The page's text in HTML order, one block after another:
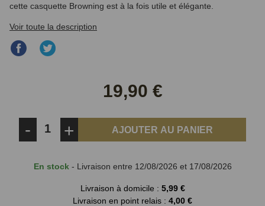
cette casquette Browning est à la fois utile et élégante.
Voir toute la description
Partager
19,90 €
-
+ AJOUTER AU PANIER
En stock - Livraison entre 12/08/2026 et 17/08/2026
Livraison à domicile : 5,99 €
Livraison en point relais : 4,00 €